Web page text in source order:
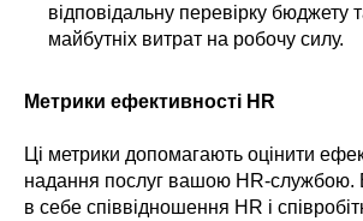
відповідальну перевірку бюджету
майбутніх витрат на робочу силу.
Метрики ефективності HR
Ці метрики допомагають оцінити
надання послуг вашою HR-службою.
в себе співвідношення HR і